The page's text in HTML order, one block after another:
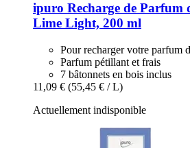
ipuro Recharge de Parfum
Lime Light, 200 ml
Pour recharger votre parfum
Parfum pétillant et frais
7 bâtonnets en bois inclus
11,09 € (55,45 € / L)
Actuellement indisponible